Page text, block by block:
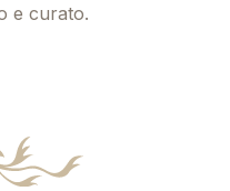
e curato.